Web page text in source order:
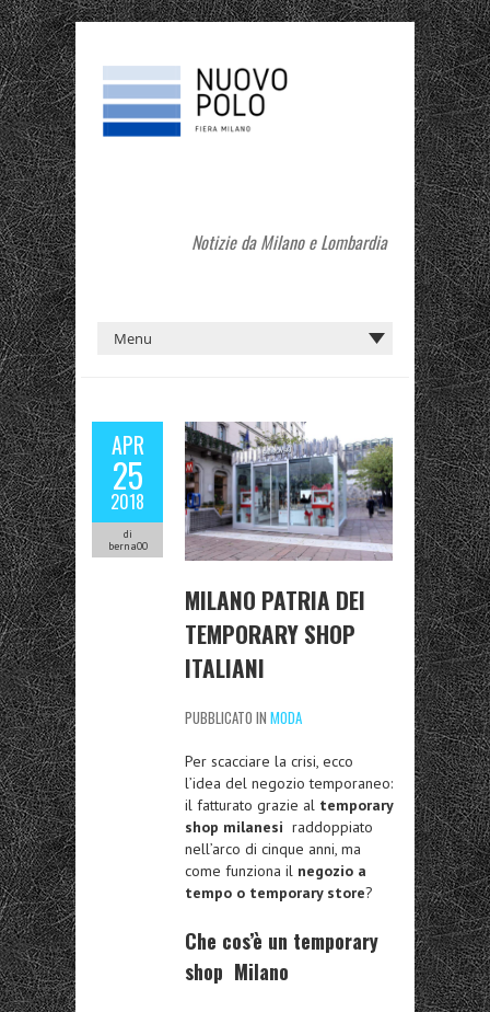
Notizie da Milano e Lombardia
APR
25
2018
di
berna00
MILANO PATRIA DEI
TEMPORARY SHOP
ITALIANI
PUBBLICATO IN MODA
Per scacciare la crisi, ecco
l’idea del negozio temporaneo:
il fatturato grazie al temporary
shop milanesi raddoppiato
nell’arco di cinque anni, ma
come funziona il negozio a
tempo o temporary store?
Che cos’è un temporary
shop Milano